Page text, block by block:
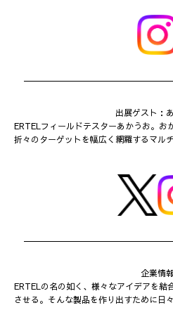
出展ゲスト：
ERTELフィールドテスターあかうお。お
折々のターゲットを幅広く網羅するマル
企業情
ERTELの名の如く、様々なアイデアを結
させる。そんな製品を作り出すために日